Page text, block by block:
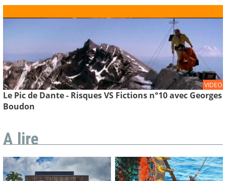
VIDEO
Le Pic de Dante - Risques VS Fictions n°10 avec Georges
Boudon
A lire